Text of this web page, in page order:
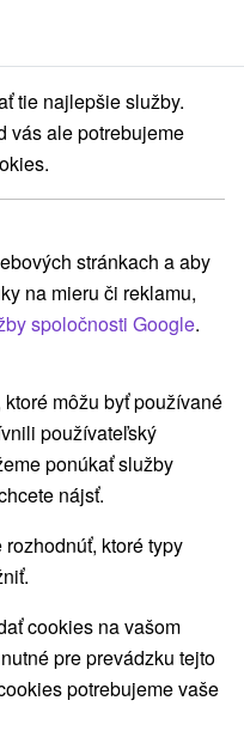
Martino Nová Lesná
Lesná
POBYTU
tie najlepšie služby.
vás ale potrebujeme
stránkach a aby
na mieru či reklamu,
spoločnosti Google.
môžu byť používané
používateľský
ponúkať služby
nájsť.
ktoré typy
cookies na vašom
pre prevádzku tejto
potrebujeme vaše